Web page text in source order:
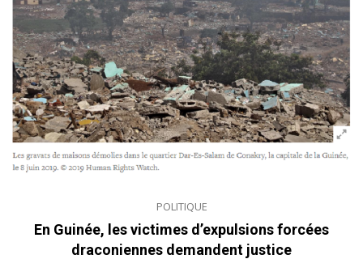
POLITIQUE
En Guinée, les victimes d’expulsions forcées
draconiennes demandent justice